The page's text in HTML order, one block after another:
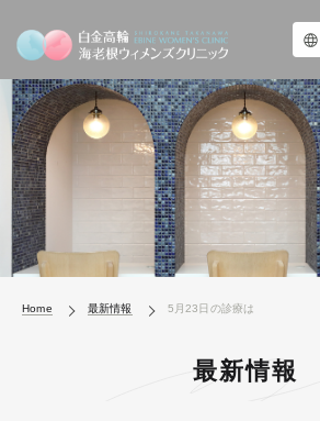
Home 最新情報 5月23日の診療は
最新情報